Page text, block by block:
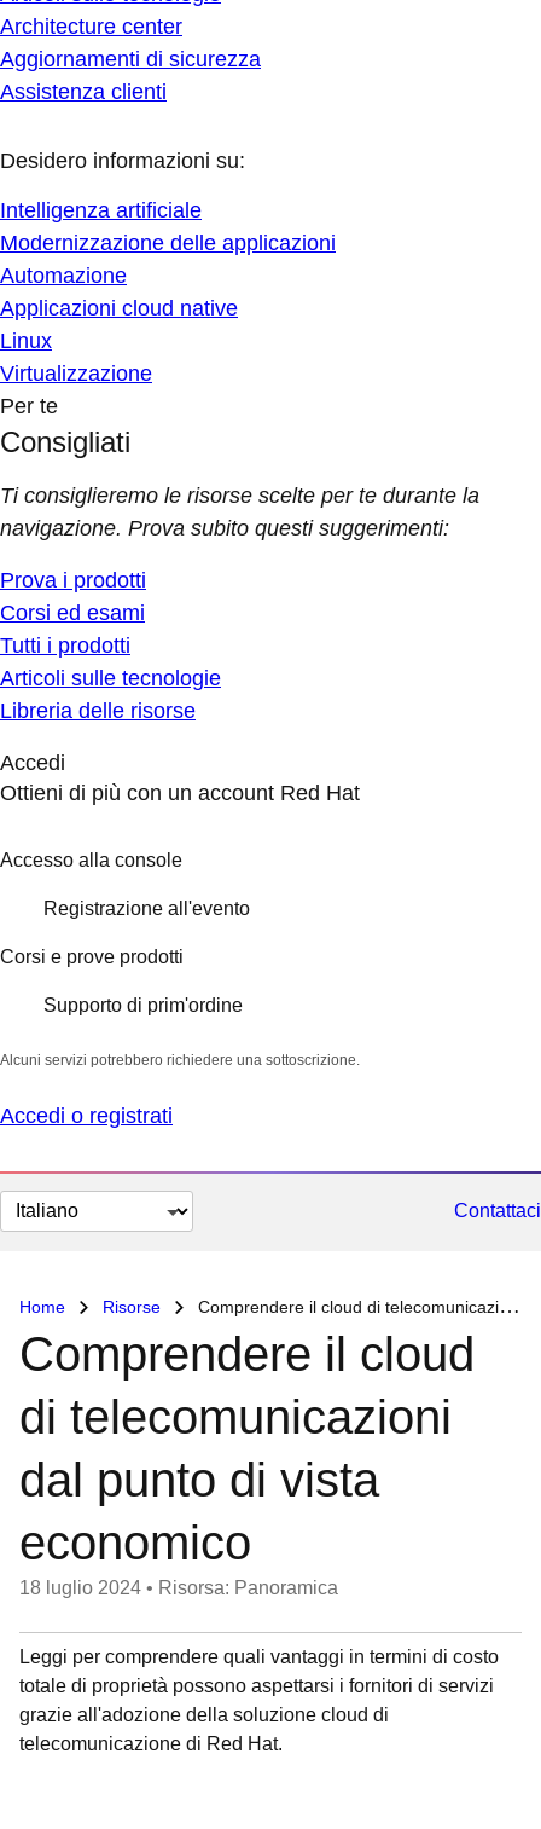
Architecture center
Aggiornamenti di sicurezza
Assistenza clienti
Desidero informazioni su:
Intelligenza artificiale
Modernizzazione delle applicazioni
Automazione
Applicazioni cloud native
Linux
Virtualizzazione
Per te
Consigliati
Ti consiglieremo le risorse scelte per te durante la
navigazione. Prova subito questi suggerimenti:
Prova i prodotti
Corsi ed esami
Tutti i prodotti
Articoli sulle tecnologie
Libreria delle risorse
Accedi
Ottieni di più con un account Red Hat
Accesso alla console
Registrazione all'evento
Corsi e prove prodotti
Supporto di prim'ordine
Alcuni servizi potrebbero richiedere una sottoscrizione.
Accedi o registrati
Cambia
lingua
Contattaci
Home Risorse Comprendere il cloud di telecomunicazioni dal punto di vista economico
Comprendere il cloud
di telecomunicazioni
dal punto di vista
economico
18 luglio 2024 • Risorsa: Panoramica
Leggi per comprendere quali vantaggi in termini di costo
totale di proprietà possono aspettarsi i fornitori di servizi
grazie all'adozione della soluzione cloud di
telecomunicazione di Red Hat.